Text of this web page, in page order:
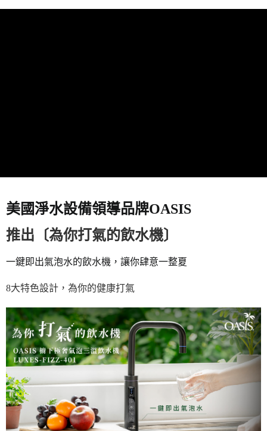
美國淨水設備領導品牌OASIS
推出 〔為你打氣的飲水機〕
一鍵即出氣泡水的飲水機，讓你肆意一整夏
8大特色設計，為你的健康打氣